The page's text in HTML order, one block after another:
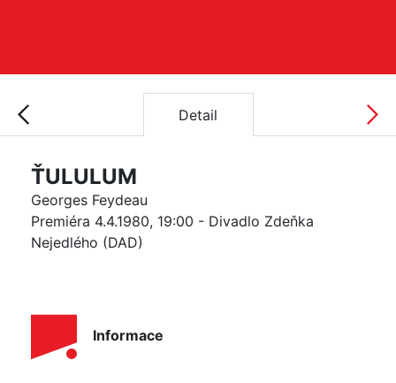
Detail
ŤULULUM
Georges Feydeau
Premiéra 4.4.1980, 19:00 - Divadlo Zdeňka
Nejedlého (DAD)
Informace